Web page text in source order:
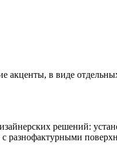
акценты, в виде
решений:
разнофактурными